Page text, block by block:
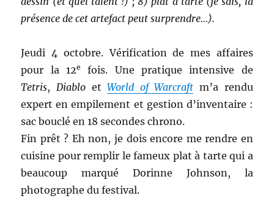
présence de cet artefact peut surprendre…).
Jeudi 4 octobre. Vérification de mes affaires
pour la 12e
fois. Une pratique intensive de
Tetris, Diablo etWorld of Warcraft m’a rendu
expert en empilement et gestion d’inventaire :
sac bouclé en 18 secondes chrono.
Fin prêt ? Eh non, je dois encore me rendre en
cuisine pour remplir le fameux plat à tarte qui a
beaucoup marqué Dorinne Johnson, la
photographe du festival.